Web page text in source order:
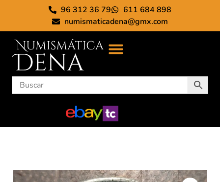
96 312 36 79
611 684 898
numismaticadena@gmx.com